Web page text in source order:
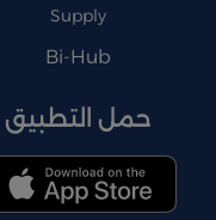
Supply
Bi-Hub
حمل التطبيق